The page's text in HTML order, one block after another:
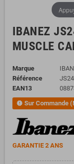
IBANEZ
MUSCLE
Marque
Référence
EAN13
new_releases Sur Commande
GARANTIE 2 ANS